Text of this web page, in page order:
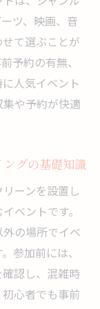
に観戦する
解説
ブビューイ
とライブ体
ビューイン
換えられる
ツ、映画、音
て選ぶことが
予約の有無、
人気イベント
や予約が快適
グの基礎知識
ーンを設置し
ベントです。
の場所でイベ
参加前には、
認し、混雑時
心者でも事前